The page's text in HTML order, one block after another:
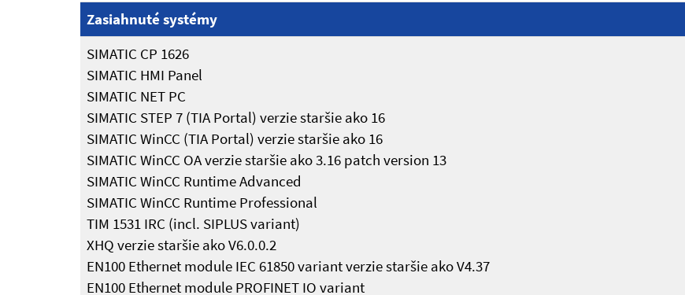
Zasiahnuté systémy
SIMATIC CP 1626
SIMATIC HMI Panel
SIMATIC NET PC
SIMATIC STEP 7 (TIA Portal) verzie staršie ako 16
SIMATIC WinCC (TIA Portal) verzie staršie ako 16
SIMATIC WinCC OA verzie staršie ako 3.16 patch version 13
SIMATIC WinCC Runtime Advanced
SIMATIC WinCC Runtime Professional
TIM 1531 IRC (incl. SIPLUS variant)
XHQ verzie staršie ako V6.0.0.2
EN100 Ethernet module IEC 61850 variant verzie staršie ako V4.37
EN100 Ethernet module PROFINET IO variant